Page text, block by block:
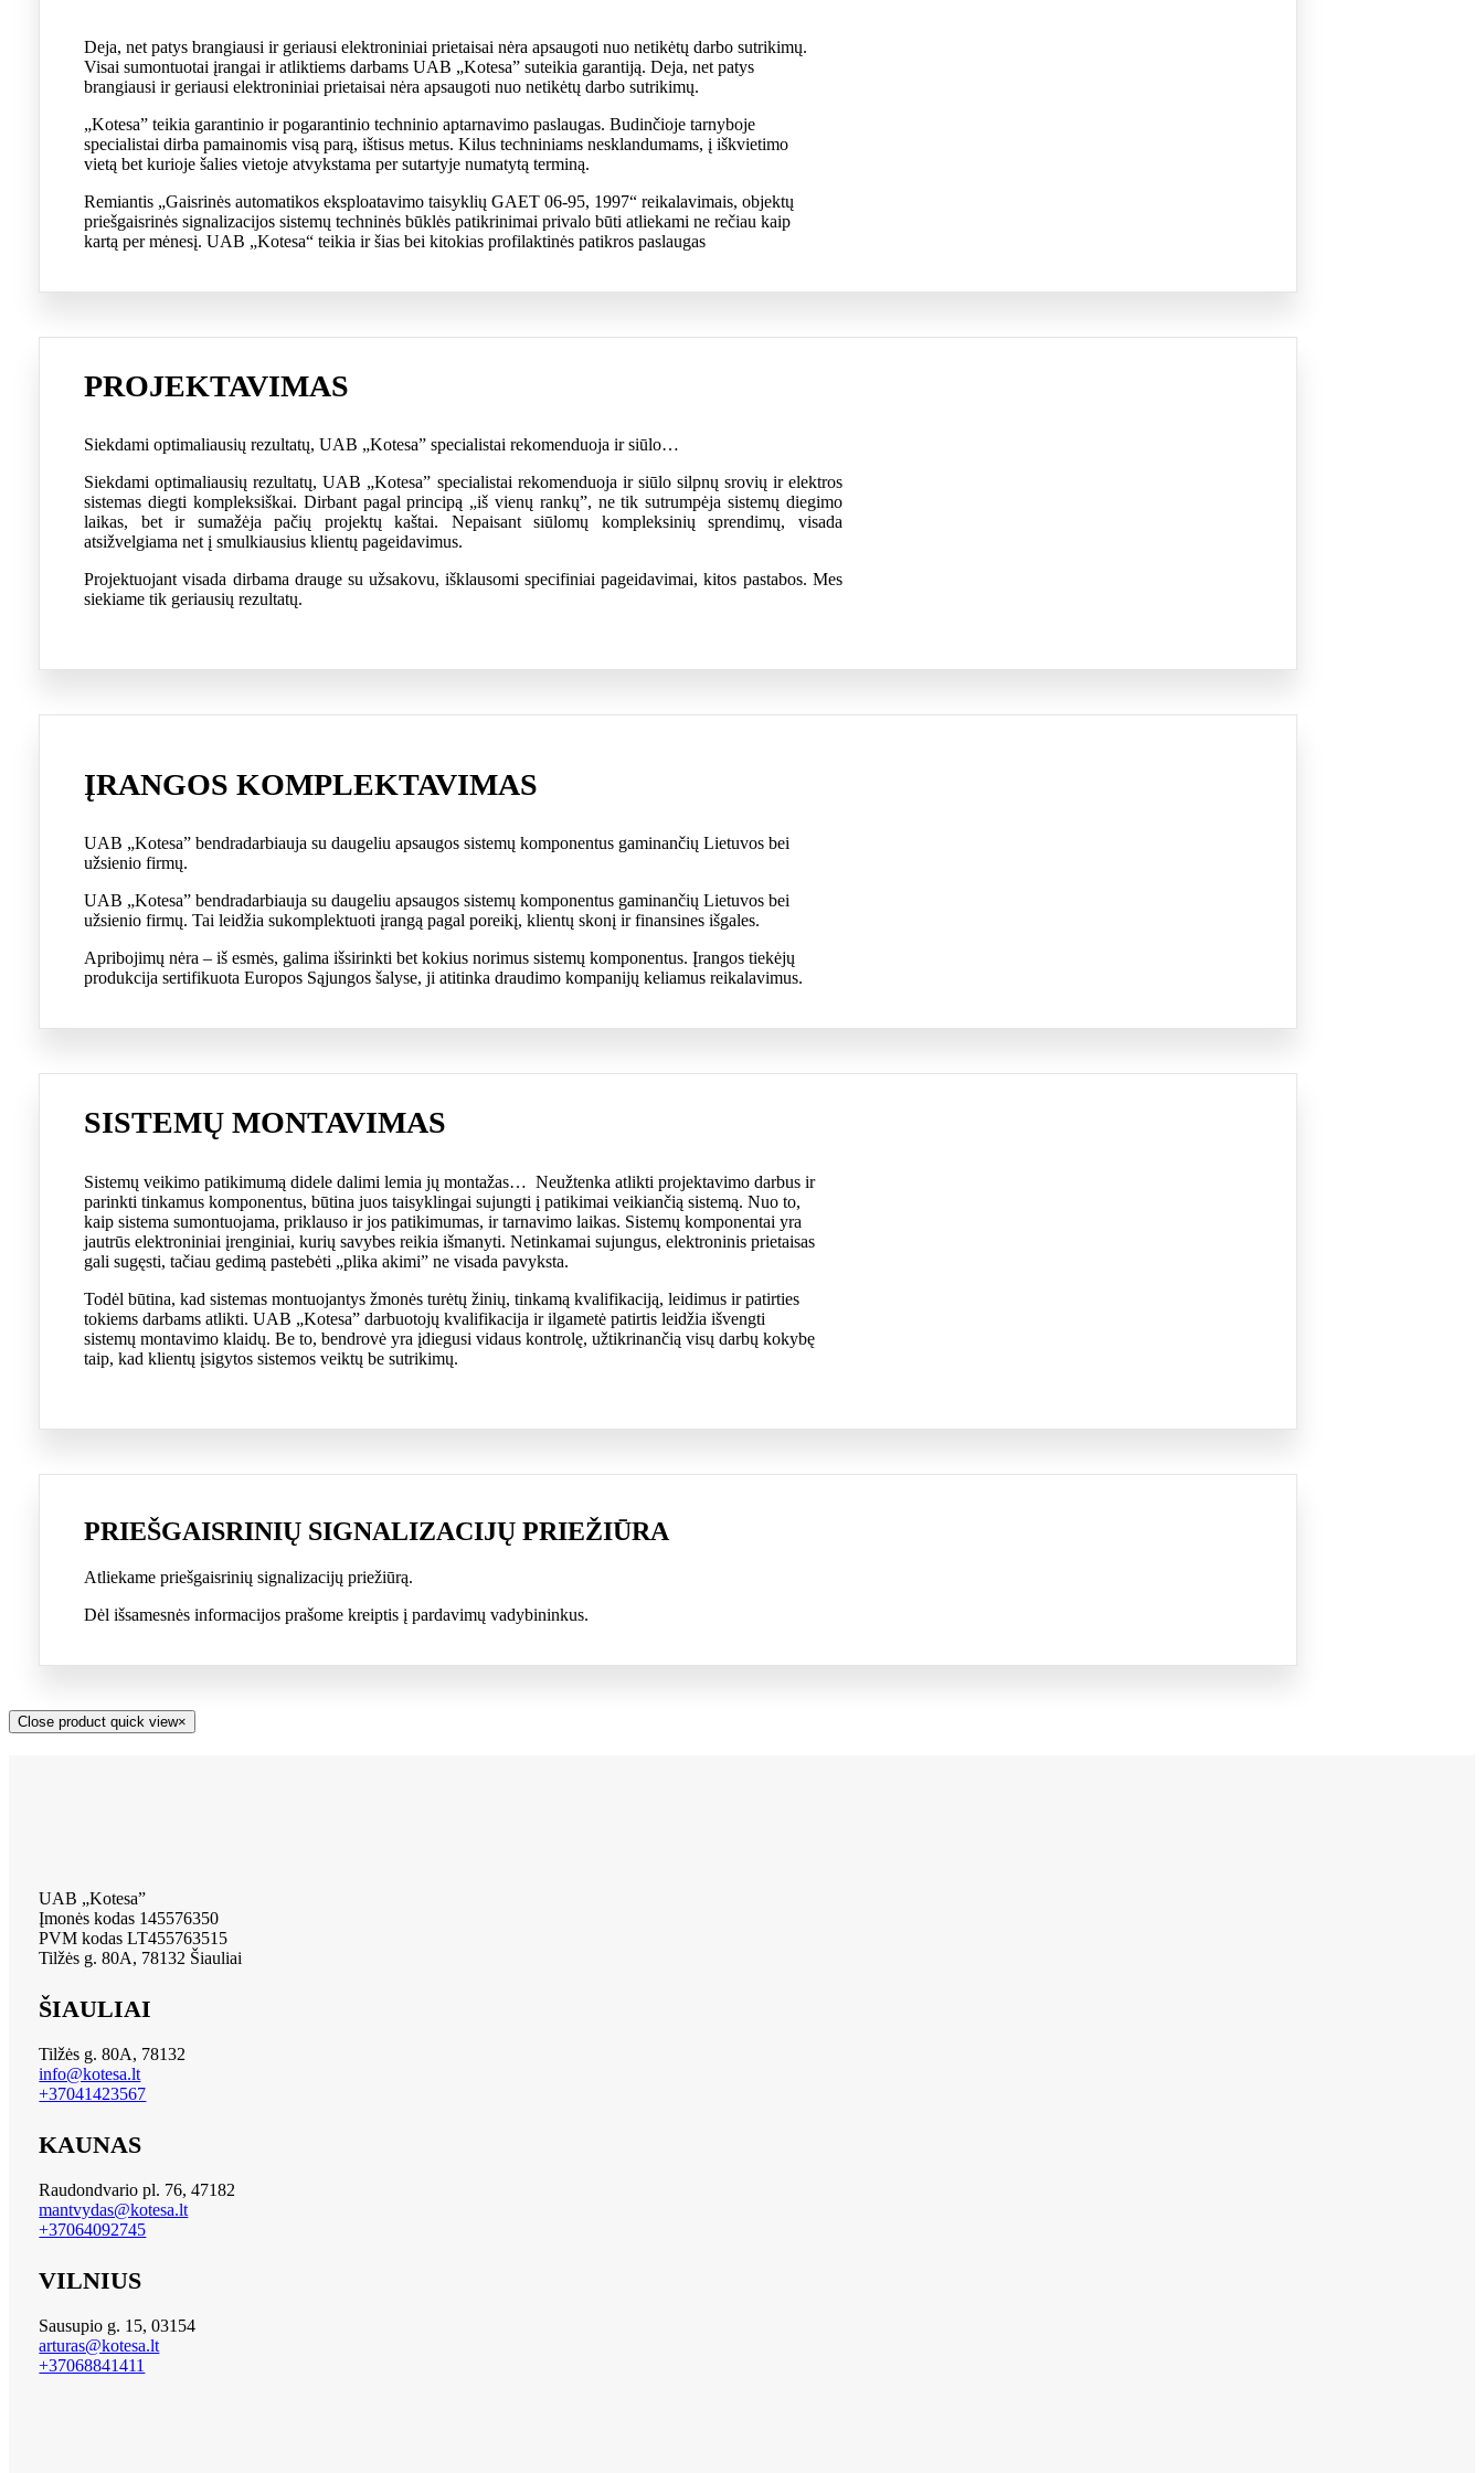
Deja, net patys brangiausi ir geriausi elektroniniai prietaisai nėra apsaugoti nuo netikėtų darbo sutrikimų.
Visai sumontuotai įrangai ir atliktiems darbams UAB „Kotesa” suteikia garantiją. Deja, net patys
brangiausi ir geriausi elektroniniai prietaisai nėra apsaugoti nuo netikėtų darbo sutrikimų.
„Kotesa” teikia garantinio ir pogarantinio techninio aptarnavimo paslaugas. Budinčioje tarnyboje
specialistai dirba pamainomis visą parą, ištisus metus. Kilus techniniams nesklandumams, į iškvietimo
vietą bet kurioje šalies vietoje atvykstama per sutartyje numatytą terminą.
Remiantis „Gaisrinės automatikos eksploatavimo taisyklių GAET 06-95, 1997“ reikalavimais, objektų
priešgaisrinės signalizacijos sistemų techninės būklės patikrinimai privalo būti atliekami ne rečiau kaip
kartą per mėnesį. UAB „Kotesa“ teikia ir šias bei kitokias profilaktinės patikros paslaugas
PROJEKTAVIMAS
Siekdami optimaliausių rezultatų, UAB „Kotesa” specialistai rekomenduoja ir siūlo…
Siekdami optimaliausių rezultatų, UAB „Kotesa” specialistai rekomenduoja ir siūlo silpnų srovių ir elektros
sistemas diegti kompleksiškai. Dirbant pagal principą „iš vienų rankų”, ne tik sutrumpėja sistemų diegimo
laikas, bet ir sumažėja pačių projektų kaštai. Nepaisant siūlomų kompleksinių sprendimų, visada
atsižvelgiama net į smulkiausius klientų pageidavimus.
Projektuojant visada dirbama drauge su užsakovu, išklausomi specifiniai pageidavimai, kitos pastabos. Mes
siekiame tik geriausių rezultatų.
ĮRANGOS KOMPLEKTAVIMAS
UAB „Kotesa” bendradarbiauja su daugeliu apsaugos sistemų komponentus gaminančių Lietuvos bei
užsienio firmų.
UAB „Kotesa” bendradarbiauja su daugeliu apsaugos sistemų komponentus gaminančių Lietuvos bei
užsienio firmų. Tai leidžia sukomplektuoti įrangą pagal poreikį, klientų skonį ir finansines išgales.
Apribojimų nėra – iš esmės, galima išsirinkti bet kokius norimus sistemų komponentus.Įrangos tiekėjų
produkcija sertifikuota Europos Sąjungos šalyse, ji atitinka draudimo kompanijų keliamus reikalavimus.
SISTEMŲ MONTAVIMAS
Sistemų veikimo patikimumą didele dalimi lemia jų montažas… Neužtenka atlikti projektavimo darbus ir
parinkti tinkamus komponentus, būtina juos taisyklingai sujungti į patikimai veikiančią sistemą. Nuo to,
kaip sistema sumontuojama, priklauso ir jos patikimumas, ir tarnavimo laikas. Sistemų komponentai yra
jautrūs elektroniniai įrenginiai, kurių savybes reikia išmanyti. Netinkamai sujungus, elektroninis prietaisas
gali sugęsti, tačiau gedimą pastebėti „plika akimi” ne visada pavyksta.
Todėl būtina, kad sistemas montuojantys žmonės turėtų žinių, tinkamą kvalifikaciją, leidimus ir patirties
tokiems darbams atlikti. UAB „Kotesa” darbuotojų kvalifikacija ir ilgametė patirtis leidžia išvengti
sistemų montavimo klaidų. Be to, bendrovė yra įdiegusi vidaus kontrolę, užtikrinančią visų darbų kokybę
taip, kad klientų įsigytos sistemos veiktų be sutrikimų.
PRIEŠGAISRINIŲ SIGNALIZACIJŲ PRIEŽIŪRA
Atliekame priešgaisrinių signalizacijų priežiūrą.
Dėl išsamesnės informacijos prašome kreiptis į pardavimų vadybininkus.
Close product quick view×
UAB „Kotesa”
Įmonės kodas 145576350
PVM kodas LT455763515
Tilžės g. 80A, 78132 Šiauliai
ŠIAULIAI
Tilžės g. 80A, 78132
info@kotesa.lt
+37041423567
KAUNAS
Raudondvario pl. 76, 47182
mantvydas@kotesa.lt
+37064092745
VILNIUS
Sausupio g. 15, 03154
arturas@kotesa.lt
+37068841411